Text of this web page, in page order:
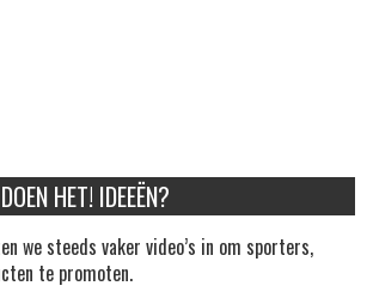
HET! IDEEËN?
we steeds vaker video’s in om sporters,
te promoten.